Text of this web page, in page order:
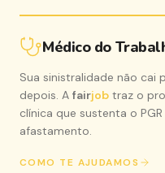
Médico do
Sua sinistralidade não cai
depois. A fairjob traz o
clínica que sustenta o
afastamento.
COMO TE AJUDAMOS